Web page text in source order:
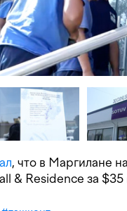
, что в Маргилане
& Residence за $35